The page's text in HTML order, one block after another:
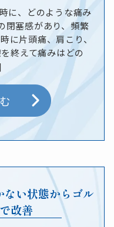
に、どのような痛み
閉塞感があり、頻繁
に片頭痛、肩こり、
終えて痛みはどの
い状態からゴル
改善